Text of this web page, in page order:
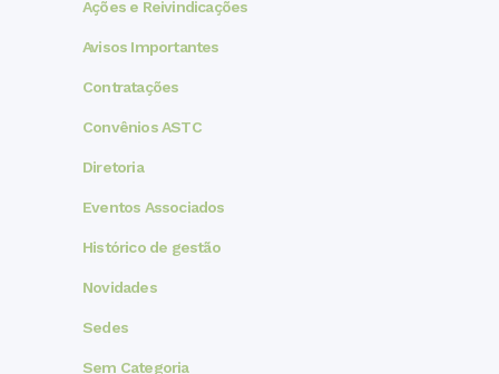
Ações e Reivindicações
Avisos Importantes
Contratações
Convênios ASTC
Diretoria
Eventos Associados
Histórico de gestão
Novidades
Sedes
Sem Categoria